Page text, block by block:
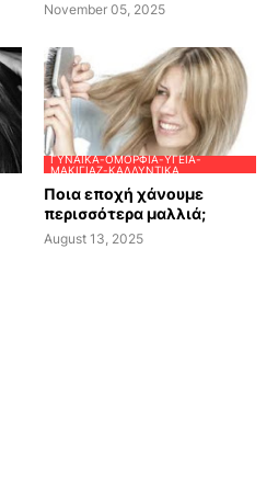
November 05, 2025
ΓΥΝΑΊΚΑ-ΟΜΟΡΦΙΆ-ΥΓΕΊΑ-
ΜΑΚΙΓΙΆΖ-ΚΑΛΛΥΝΤΙΚΆ
Ποια εποχή χάνουμε
περισσότερα μαλλιά;
August 13, 2025